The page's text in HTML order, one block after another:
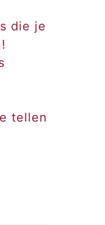
die je
tellen